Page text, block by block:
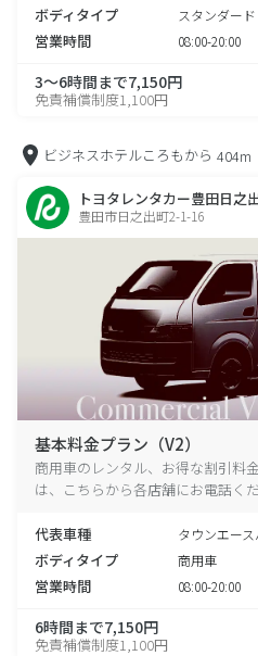
ボディタイプ スタンダー
営業時間 08:00-20:00
3～6時間まで7,150円
免責補償制度1,100円
ビジネスホテルころもから 404m
トヨタレンタカー豊田日之
豊田市日之出町2-1-16
基本料金プラン（V2）
商用車のレンタル、お得な割引料
は、こちらから各店舗にお電話くだ
代表車種 タウンエー
ボディタイプ 商用車
営業時間 08:00-20:00
6時間まで7,150円
免責補償制度1,100円